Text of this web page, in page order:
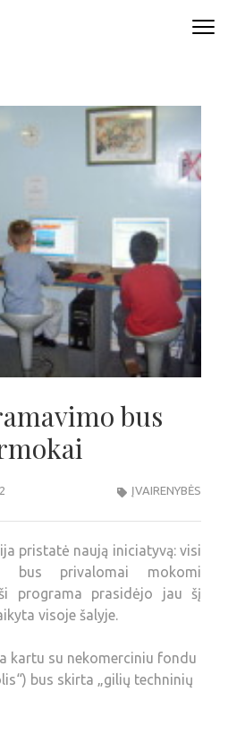
bus
ĮVAIRENYBĖS
pristatė naują iniciatyvą: visi
bus privalomai mokomi
programa prasidėjo jau šį
visoje šalyje.
kartu su nekomerciniu fondu
bus skirta „gilių techninių